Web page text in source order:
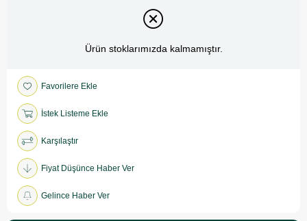
Ürün stoklarımızda kalmamıştır.
Favorilere Ekle
İstek Listeme Ekle
Karşılaştır
Fiyat Düşünce Haber Ver
Gelince Haber Ver